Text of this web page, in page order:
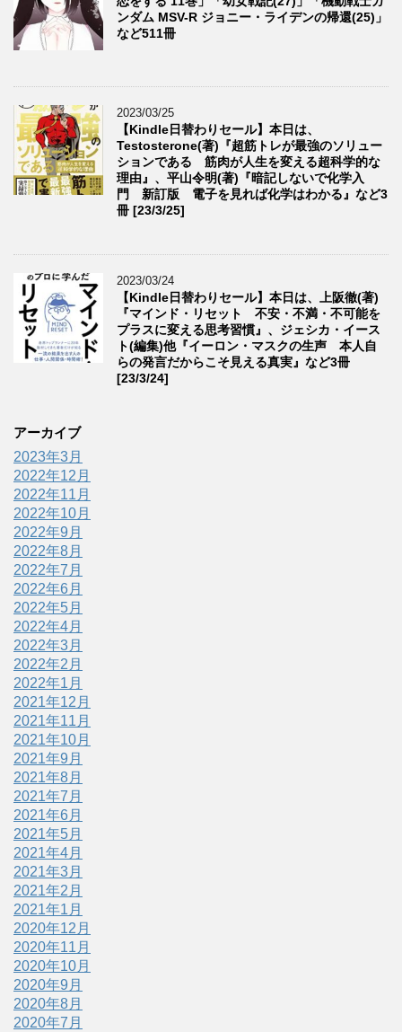
ンダム MSV-R ジョニー・ライデンの帰還(25)」
など511冊
2023/03/25
【Kindle日替わりセール】本日は、
Testosterone(著)『超筋トレが最強のソリュー
ションである 筋肉が人生を変える超科学的な
理由』、平山令明(著)『暗記しないで化学入
門 新訂版 電子を見れば化学はわかる』など3
冊 [23/3/25]
2023/03/24
【Kindle日替わりセール】本日は、上阪徹(著)
『マインド・リセット 不安・不満・不可能を
プラスに変える思考習慣』、ジェシカ・イース
ト(編集)他『イーロン・マスクの生声 本人自
らの発言だからこそ見える真実』など3冊
[23/3/24]
アーカイブ
2023年3月
2022年12月
2022年11月
2022年10月
2022年9月
2022年8月
2022年7月
2022年6月
2022年5月
2022年4月
2022年3月
2022年2月
2022年1月
2021年12月
2021年11月
2021年10月
2021年9月
2021年8月
2021年7月
2021年6月
2021年5月
2021年4月
2021年3月
2021年2月
2021年1月
2020年12月
2020年11月
2020年10月
2020年9月
2020年8月
2020年7月